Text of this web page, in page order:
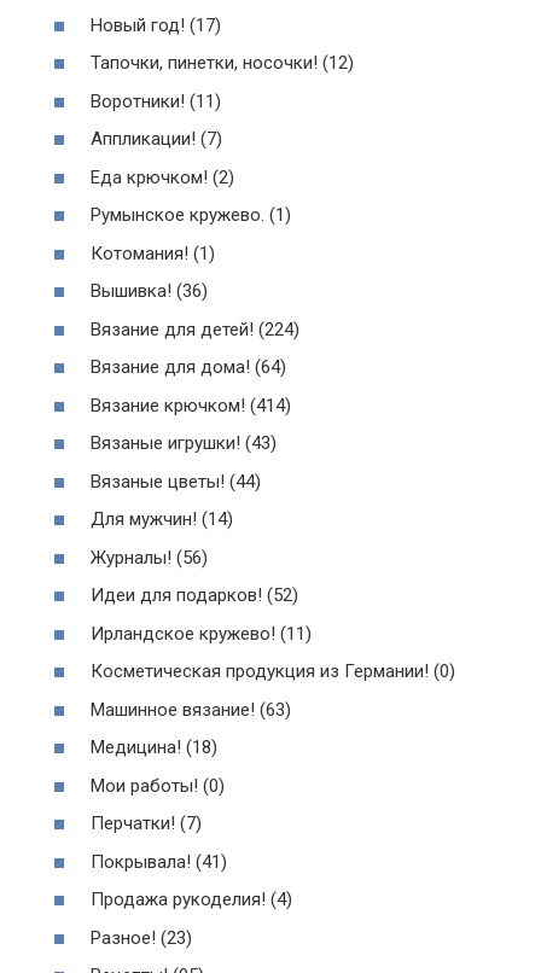
Новый год! (17)
Тапочки, пинетки, носочки! (12)
Воротники! (11)
Аппликации! (7)
Еда крючком! (2)
Румынское кружево. (1)
Котомания! (1)
Вышивка! (36)
Вязание для детей! (224)
Вязание для дома! (64)
Вязание крючком! (414)
Вязаные игрушки! (43)
Вязаные цветы! (44)
Для мужчин! (14)
Журналы! (56)
Идеи для подарков! (52)
Ирландское кружево! (11)
Косметическая продукция из Германии! (0)
Машинное вязание! (63)
Медицина! (18)
Мои работы! (0)
Перчатки! (7)
Покрывала! (41)
Продажа рукоделия! (4)
Разное! (23)